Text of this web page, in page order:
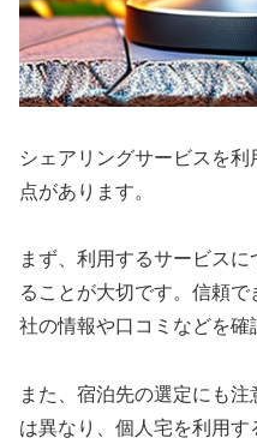
シェアリングサービスを
点があります。
まず、利用するサービス
ることが大切です。信頼
社の情報や口コミなどを確
また、宿泊先の選定にも
は異なり、個人宅を利用